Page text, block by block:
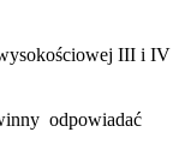
III i IV
odpowiadać